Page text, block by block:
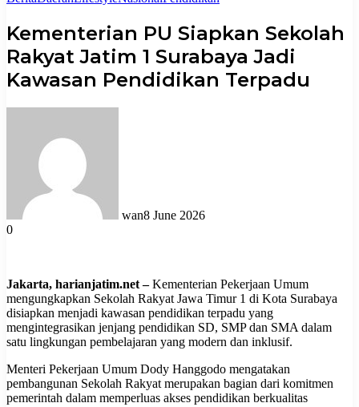
Kementerian PU Siapkan Sekolah
Rakyat Jatim 1 Surabaya Jadi
Kawasan Pendidikan Terpadu
wan8 June 2026
0
Jakarta, harianjatim.net –Kementerian Pekerjaan Umum
mengungkapkan Sekolah Rakyat Jawa Timur 1 di Kota Surabaya
disiapkan menjadi kawasan pendidikan terpadu yang
mengintegrasikan jenjang pendidikan SD, SMP dan SMA dalam
satu lingkungan pembelajaran yang modern dan inklusif.
Menteri Pekerjaan Umum Dody Hanggodo mengatakan
pembangunan Sekolah Rakyat merupakan bagian dari komitmen
pemerintah dalam memperluas akses pendidikan berkualitas